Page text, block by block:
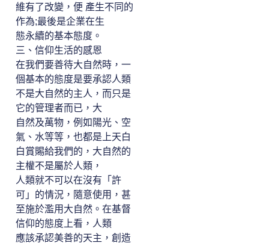
維有了改變，便 產生不同的
作為;最後是企業在生
態永續的基本態度。
三、信仰生活的感恩
在我們要善待大自然時，一
個基本的態度是要承認人類
不是大自然的主人，而只是
它的管理者而已，大
自然及萬物，例如陽光、空
氣、水等等，也都是上天白
白賞賜給我們的，大自然的
主權不是屬於人類，
人類就不可以在沒有「許
可」的情況，隨意使用，甚
至施於濫用大自然。在基督
信仰的態度上看，人類
應該承認美善的天主，創造